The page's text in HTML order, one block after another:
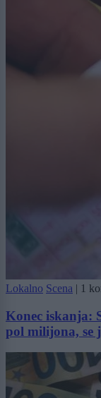
Lokalno Scena | 1
Konec iskanja:
pol milijona, se